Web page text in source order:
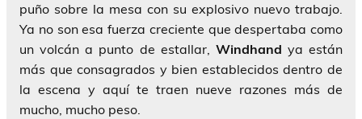
puño sobre la mesa con su explosivo nuevo trabajo.
Ya no son esa fuerza creciente que despertaba como
un volcán a punto de estallar, Windhand ya están
más que consagrados y bien establecidos dentro de
la escena y aquí te traen nueve razones más de
mucho, mucho peso.